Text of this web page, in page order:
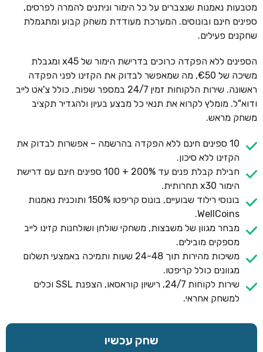
מטבעות נאמנות שנצברים על כל הימור וניתנים להמרה לפרסים,
ספינים חינם ובונוסים. המערכת מעודדת משחק קבוע ומתגמלת
שחקנים פעילים.
הספינים ללא הפקדה כרוכים בדרישת הימור של x45 ומגבלת
משיכה של €50, מה שמאפשר לבדוק את הקזינו לפני הפקדה
ראשונה. שירות הלקוחות זמין 24/7 במספר שפות, כולל צ'אט לייב
ודוא"ל. מומלץ לקרוא את תנאי כל מבצע בעיון ולהגדיר תקציב
משחק מראש.
10 ספינים חינם ללא הפקדה בהרשמה – אפשרות לבדוק את
הקזינו ללא סיכון.
חבילת קבלת פנים עד 200% + 100 ספינים חינם עם דרישת
הימור x30 תחרותית.
בונוסי רילוד שבועיים, בונוס קריפטו 150% ותוכנית נאמנות
WellCoins.
מבחר מגוון של משבצות, משחקי שולחן ושולחנות קזינו לייב
מספקים מובילים.
משיכות מהירות תוך 24-48 שעות ותמיכה באמצעי תשלום
מגוונים כולל קריפטו.
שירות לקוחות 24/7, רישיון קוראסאו, הצפנת SSL וכלים
למשחק אחראי.
שחק עכשיו